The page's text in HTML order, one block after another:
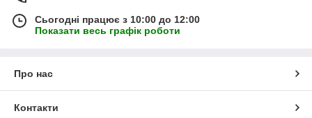
Сьогодні працює з 10:00 до 12:00
Показати весь графік роботи
Про нас
Контакти